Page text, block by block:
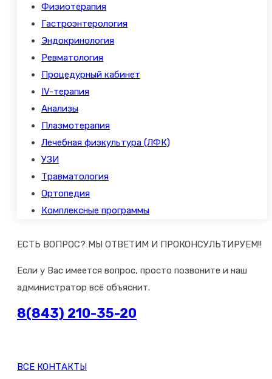
Физиотерапия
Гастроэнтерология
Эндокринология
Ревматология
Процедурный кабинет
IV-терапия
Анализы
Плазмотерапия
Лечебная физкультура (ЛФК)
УЗИ
Травматология
Ортопедия
Комплексные программы
ЕСТЬ ВОПРОС? МЫ ОТВЕТИМ И ПРОКОНСУЛЬТИРУЕМ!!
Если у Вас имеется вопрос, просто позвоните и наш
администратор всё объяснит.
8(843) 210-35-20
ВСЕ КОНТАКТЫ